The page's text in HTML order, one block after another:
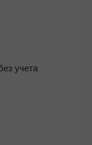
учета